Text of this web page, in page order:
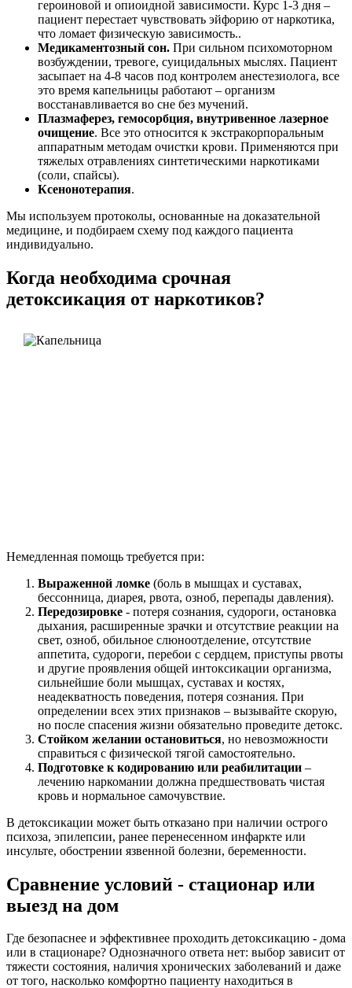
героиновой и опиоидной зависимости. Курс 1-3 дня –
пациент перестает чувствовать эйфорию от наркотика,
что ломает физическую зависимость..
Медикаментозный сон. При сильном психомоторном
возбуждении, тревоге, суицидальных мыслях. Пациент
засыпает на 4-8 часов под контролем анестезиолога, все
это время капельницы работают – организм
восстанавливается во сне без мучений.
Плазмаферез, гемосорбция, внутривенное лазерное
очищение. Все это относится к экстракорпоральным
аппаратным методам очистки крови. Применяются при
тяжелых отравлениях синтетическими наркотиками
(соли, спайсы).
Ксенонотерапия.
Мы используем протоколы, основанные на доказательной
медицине, и подбираем схему под каждого пациента
индивидуально.
Когда необходима срочная
детоксикация от наркотиков?
Немедленная помощь требуется при:
Выраженной ломке (боль в мышцах и суставах,
бессонница, диарея, рвота, озноб, перепады давления).
Передозировке - потеря сознания, судороги, остановка
дыхания, расширенные зрачки и отсутствие реакции на
свет, озноб, обильное слюноотделение, отсутствие
аппетита, судороги, перебои с сердцем, приступы рвоты
и другие проявления общей интоксикации организма,
сильнейшие боли мышцах, суставах и костях,
неадекватность поведения, потеря сознания. При
определении всех этих признаков – вызывайте скорую,
но после спасения жизни обязательно проведите детокс.
Стойком желании остановиться, но невозможности
справиться с физической тягой самостоятельно.
Подготовке к кодированию или реабилитации –
лечению наркомании должна предшествовать чистая
кровь и нормальное самочувствие.
В детоксикации может быть отказано при наличии острого
психоза, эпилепсии, ранее перенесенном инфаркте или
инсульте, обострении язвенной болезни, беременности.
Сравнение условий - стационар или
выезд на дом
Где безопаснее и эффективнее проходить детоксикацию - дома
или в стационаре? Однозначного ответа нет: выбор зависит от
тяжести состояния, наличия хронических заболеваний и даже
от того, насколько комфортно пациенту находиться в